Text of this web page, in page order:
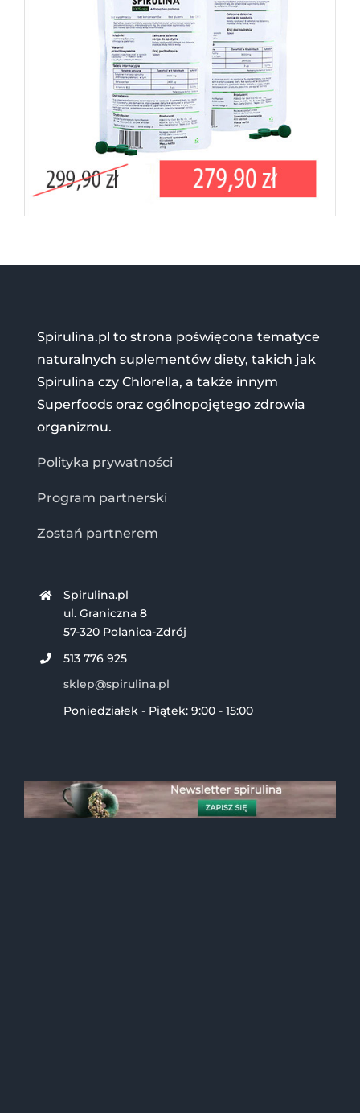
Spirulina.pl to strona poświęcona tematyce
naturalnych suplementów diety, takich jak
Spirulina czy Chlorella, a także innym
Superfoods oraz ogólnopojętego zdrowia
organizmu.
Polityka prywatności
Program partnerski
Zostań partnerem
Spirulina.pl
ul. Graniczna 8
57-320 Polanica-Zdrój
513 776 925
sklep@spirulina.pl
Poniedziałek - Piątek: 9:00 - 15:00